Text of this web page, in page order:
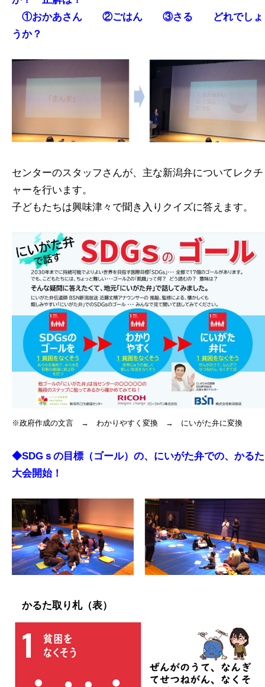
①おかあさん ②ごはん ③さる どれでしょ
うか？
センターのスタッフさんが、主な新潟弁についてレクチ
ャーを行います。
子どもたちは興味津々で聞き入りクイズに答えます。
※政府作成の文言 → わかりやすく変換 → にいがた弁に変換
◆SDGｓの目標（ゴール）の、にいがた弁での、かるた
大会開始！
かるた取り札（表）